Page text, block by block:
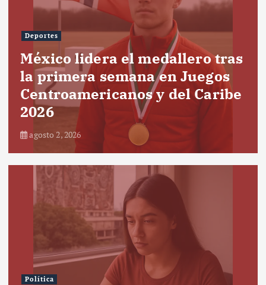
Deportes
México lidera el medallero tras
la primera semana en Juegos
Centroamericanos y del Caribe
2026
agosto 2, 2026
Política